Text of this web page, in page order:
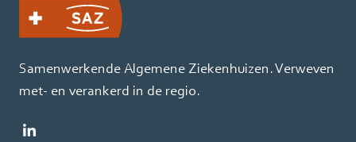
Samenwerkende Algemene Ziekenhuizen. Verweven
met- en verankerd in de regio.